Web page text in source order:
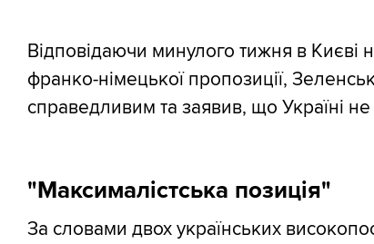
Відповідаючи минулого тижня в Києві
франко-німецької пропозиції,
справедливим та заявив, що Україні
"Максималістська позиція"
За словами двох українських